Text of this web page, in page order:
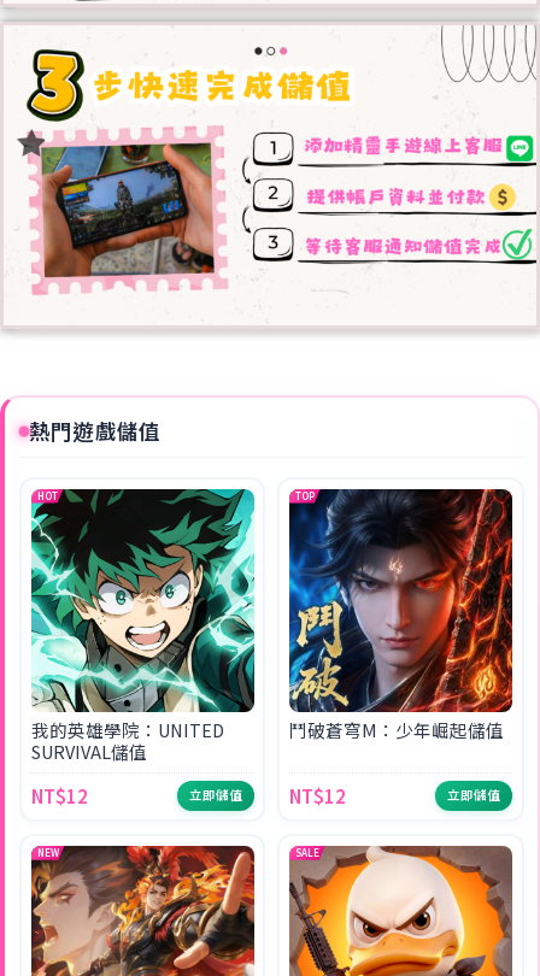
熱門遊戲儲值
HOT
我的英雄學院：UNITED
SURVIVAL儲值
NT$12
立即儲值
TOP
鬥破蒼穹M：少年崛起儲值
NT$12 立即儲值
NEW SALE